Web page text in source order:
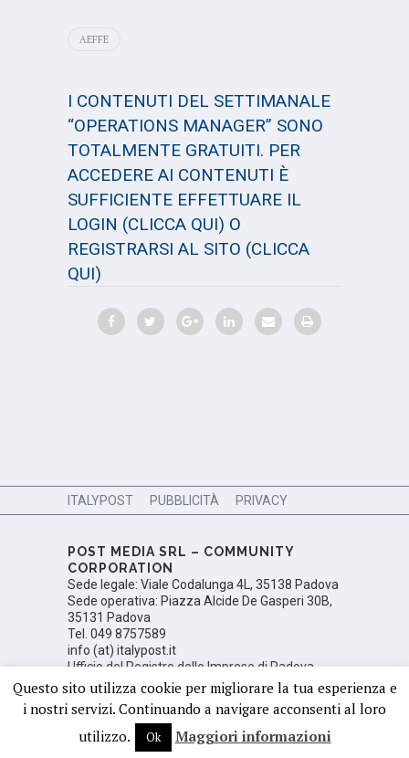
AEFFE
I CONTENUTI DEL SETTIMANALE
“OPERATIONS MANAGER” SONO
TOTALMENTE GRATUITI. PER
ACCEDERE AI CONTENUTI È
SUFFICIENTE EFFETTUARE IL
LOGIN (CLICCA QUI) O
REGISTRARSI AL SITO (CLICCA
QUI)
ITALYPOST PUBBLICITÀ PRIVACY
POST MEDIA SRL – COMMUNITY
CORPORATION
Sede legale: Viale Codalunga 4L, 35138 Padova
Sede operativa: Piazza Alcide De Gasperi 30B,
35131 Padova
Tel. 049 8757589
info (at) italypost.it
Ufficio del Registro delle Imprese di Padova,
Numero di iscrizione PD 350106; Partita Iva:
Questo sito utilizza cookie per migliorare la tua esperienza e
i nostri servizi. Continuando a navigare acconsenti al loro
utilizzo.
Ok Maggiori informazioni